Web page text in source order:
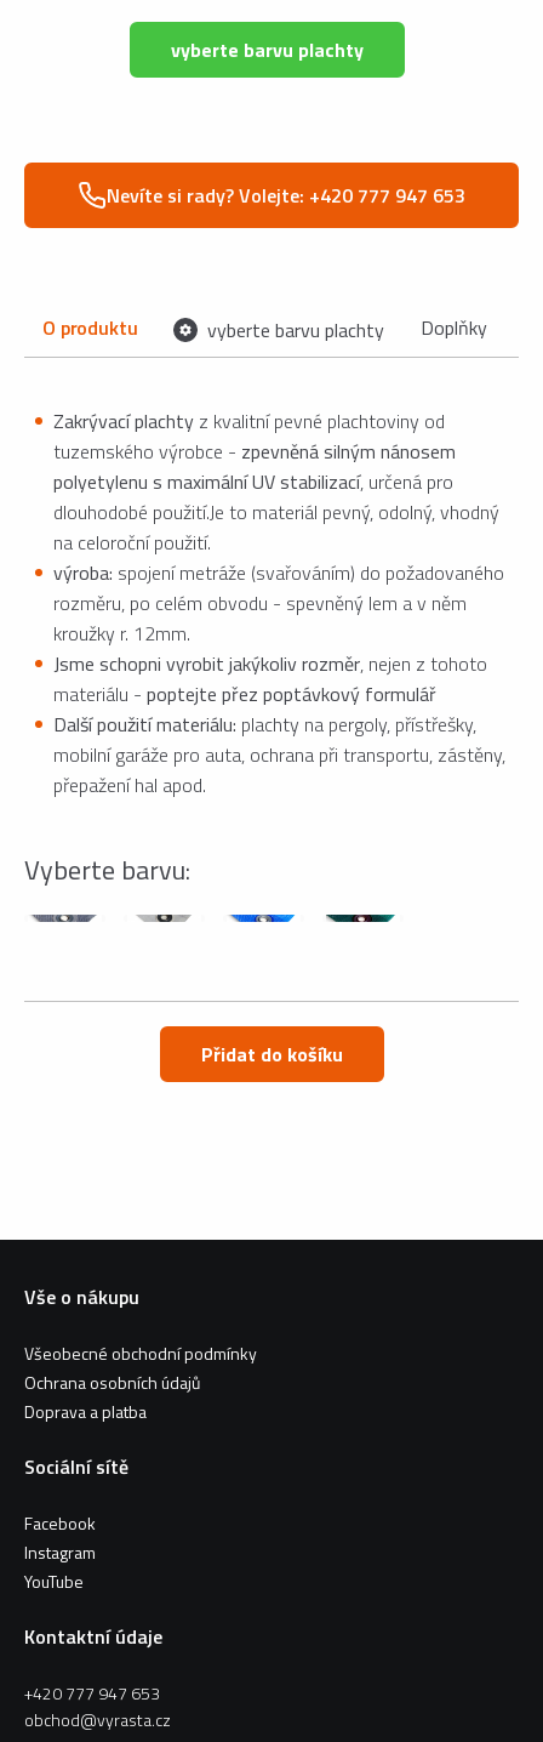
vyberte barvu plachty
Nevíte si rady? Volejte: +420 777 947 653
O produktu vyberte barvu plachty Doplňky
Zakrývací plachty z kvalitní pevné plachtoviny od
tuzemského výrobce - zpevněná silným nánosem
polyetylenu s maximální UV stabilizací, určená pro
dlouhodobé použití.Je to materiál pevný, odolný, vhodný
na celoroční použití.
výroba: spojení metráže (svařováním) do požadovaného
rozměru, po celém obvodu - spevněný lem a v něm
kroužky r. 12mm.
Jsme schopni vyrobit jakýkoliv rozměr, nejen z tohoto
materiálu - poptejte přez poptávkový formulář
Další použití materiálu: plachty na pergoly, přístřešky,
mobilní garáže pro auta, ochrana při transportu, zástěny,
přepažení hal apod.
Vyberte barvu:
Přidat do košíku
Vše o nákupu
Všeobecné obchodní podmínky
Ochrana osobních údajů
Doprava a platba
Sociální sítě
Facebook
Instagram
YouTube
Kontaktní údaje
+420 777 947 653
obchod@vyrasta.cz